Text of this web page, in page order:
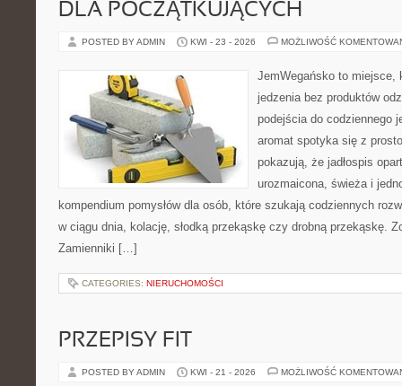
DLA POCZĄTKUJĄCYCH
POSTED BY ADMIN KWI - 23 - 2026 MOŻLIWOŚĆ
JemWegańsko to miejsce,
jedzenia bez produktów
podejścia do codziennego
aromat spotyka się z
pokazują, że jadłospis
urozmaicona, świeża i
kompendium pomysłów dla osób, które szukają codziennych
w ciągu dnia, kolację, słodką przekąskę czy drobną przekąskę.
Zamienniki […]
CATEGORIES: NIERUCHOMOŚCI
PRZEPISY FIT
POSTED BY ADMIN KWI - 21 - 2026 MOŻLIWOŚĆ